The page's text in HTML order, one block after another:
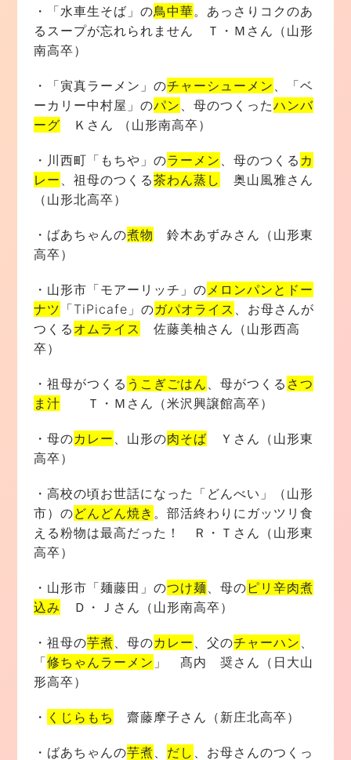
・「水車生そば」の鳥中華。あっさりコクのあ
るスープが忘れられません Ｔ・Ｍさん（山形
南高卒）
・「寅真ラーメン」のチャーシューメン 、「ベ
ーカリー中村屋」のパン 、母のつくったハンバ
ーグ Ｋさん （山形南高卒）
・川西町「もちや」のラーメン 、母のつくる カ
レー 、祖母のつくる茶わん蒸し
奥山風雅さん
（山形北高卒）
・ばあちゃんの煮物 鈴木あずみさん（山形東
高卒）
・山形市「モアーリッチ」の メロンパンとドー
ナツ 「TiPicafe」のガパオライス
、お母さんが
つくる オムライス
佐藤美柚さん（山形西高
卒）
・祖母がつくる うこぎごはん 、母がつくる さつ
ま汁 Ｔ・Ｍさん（米沢興譲館高卒）
・母のカレー 、山形の肉そば Ｙさん（山形東
高卒）
・高校の頃お世話になった「どんべい」（山形
市）のどんどん焼き 。部活終わりにガッツリ食
える粉物は最高だった！ Ｒ・Ｔさん（山形東
高卒）
・山形市「麺藤田」のつけ麺 、母の ピリ辛肉煮
込み Ｄ・Ｊさん（山形南高卒）
・祖母の芋煮 、母のカレー 、父のチャーハン
「修ちゃんラーメン 」 髙内 奨さん（日大山
形高卒）
・ くじらもち 齋藤摩子さん（新庄北高卒）
・ばあちゃんの芋煮 だし 、お母さんのつくっ